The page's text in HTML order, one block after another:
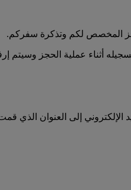
المخصص لكم وتذكرة سفركم.
أثناء عملية الحجز وسيتم
الإلكتروني إلى العنوان الذي